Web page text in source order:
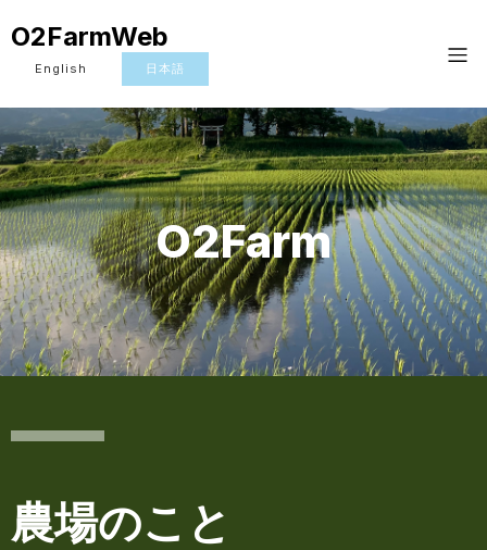
O2FarmWeb
English 日本語
O2Farm
農場のこと